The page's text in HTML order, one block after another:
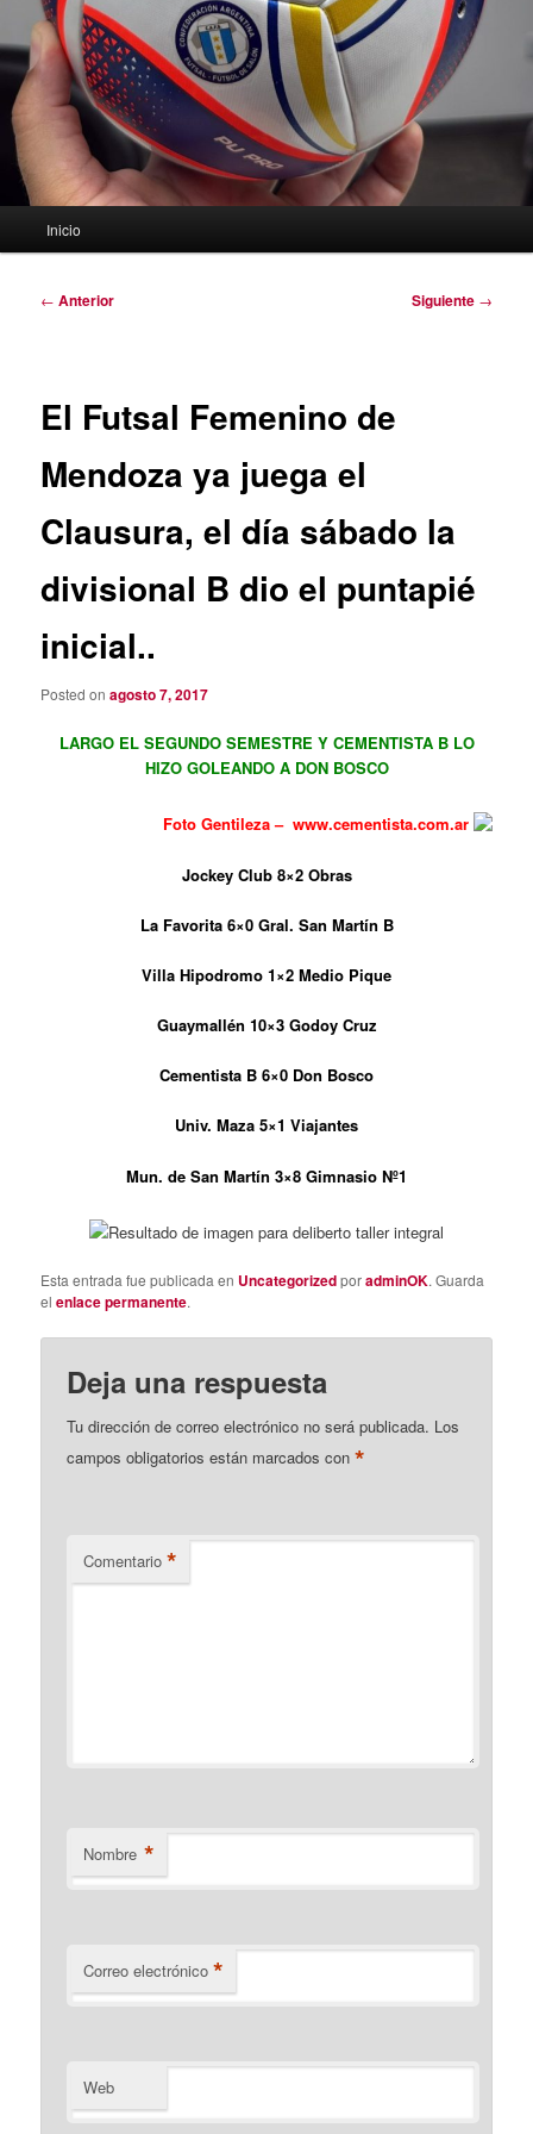
Inicio
Navegación
← Anterior Siguiente →
El Futsal Femenino de
Mendoza ya juega el
Clausura, el día sábado la
divisional B dio el puntapié
inicial..
Posted onagosto 7, 2017
LARGO EL SEGUNDO SEMESTRE Y CEMENTISTA B LO
HIZO GOLEANDO A DON BOSCO
Foto Gentileza – www.cementista.com.ar
Jockey Club 8×2 Obras
La Favorita 6×0 Gral. San Martín B
Villa Hipodromo 1×2 Medio Pique
Guaymallén 10×3 Godoy Cruz
Cementista B 6×0 Don Bosco
Univ. Maza 5×1 Viajantes
Mun. de San Martín 3×8 Gimnasio Nº1
Esta entrada fue publicada en UncategorizedporadminOK. Guarda
elenlace permanente.
Deja una respuesta
Tu dirección de correo electrónico no será publicada. Los
campos obligatorios están marcados con*
Comentario *
Nombre *
Correo electrónico *
Web